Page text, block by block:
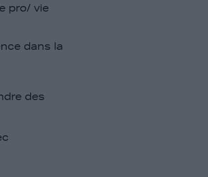
pro/ vie
dans la
des